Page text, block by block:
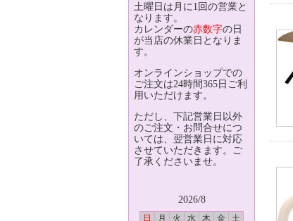
土曜日は月に1回の営業と
なります。
カレンダーの赤数字の日
が当店の休業日となりま
す。
オンラインショップでの
ご注文は24時間365日ご利
用いただけます。
ただし、下記営業日以外
のご注文・お問合せにつ
いては、翌営業日に対応
させていただきます。ご
了承くださいませ。
2026/8
日 月 火 水 木 金
土